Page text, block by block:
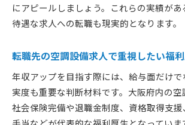
にアピールしましょう。これらの実績が
待遇な求人への転職も現実的となります。
転職先の空調設備求人で重視したい福
年収アップを目指す際には、給与面だけ
実度も重要な判断材料です。大阪府内の空
社会保険完備や退職金制度、資格取得支